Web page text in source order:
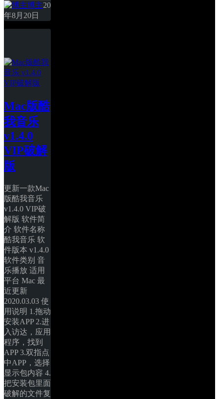
博主20
年8月20日
Mac版酷
我音乐
v1.4.0
VIP破解
版
更新一款Mac
版酷我音乐
v1.4.0 VIP破
解版 软件简
介 软件名称
酷我音乐 软
件版本 v1.4.0
软件类别 音
乐播放 适用
平台 Mac 最
近更新
2020.03.03 使
用说明 1.拖动
安装APP 2.进
入访达，应用
程序，找到
APP 3.双指点
中APP，选择
显示包内容 4.
把安装包里面
破解的文件复